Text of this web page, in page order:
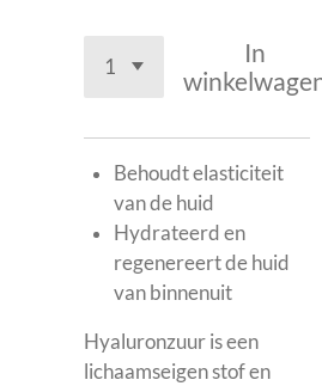
In
Behoudt elasticiteit
van de huid
Hydrateerd en
regenereert de huid
van binnenuit
Hyaluronzuur is een
lichaamseigen stof en